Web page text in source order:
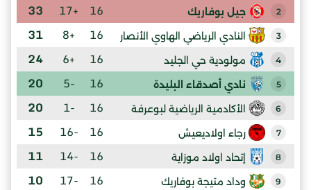
2 جيل بوفاريك 16
+17
33
3 النادي الرياضي الهاوي الأنصار 16
+8
31
4 مولودية حي الجليد 16
+6
24
5 نادي أصدقاء البليدة 16
-5
20
6 الأكادمية الرياضية لبوعرفة 16
-1
20
7 رجاء اولاديعيش 16
-16
15
8 إتحاد اولاد موزاية 16
-14
11
9 وداد متيجة بوفاريك 16
-17
10